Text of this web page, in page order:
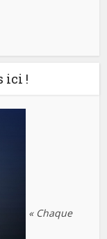
ici !
« Chaque